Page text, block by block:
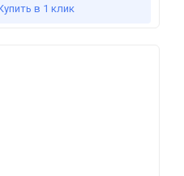
в 1 клик